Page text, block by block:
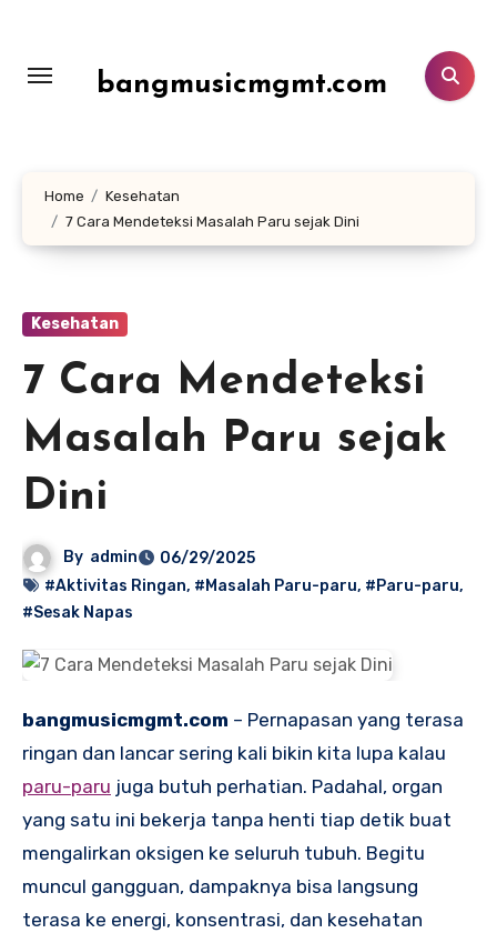
konten
bangmusicmgmt.com
Home
Kesehatan
7 Cara Mendeteksi Masalah Paru sejak Dini
Kesehatan
7 Cara Mendeteksi
Masalah Paru sejak
Dini
By admin
06/29/2025
#Aktivitas Ringan, #Masalah Paru-paru, #Paru-paru,
#Sesak Napas
bangmusicmgmt.com – Pernapasan yang terasa
ringan dan lancar sering kali bikin kita lupa kalau
paru-paru juga butuh perhatian. Padahal, organ
yang satu ini bekerja tanpa henti tiap detik buat
mengalirkan oksigen ke seluruh tubuh. Begitu
muncul gangguan, dampaknya bisa langsung
terasa ke energi, konsentrasi, dan kesehatan